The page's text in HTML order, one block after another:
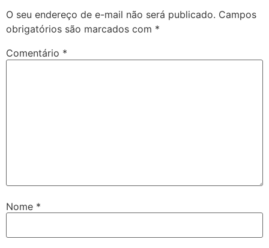
O seu endereço de e-mail não será publicado. Campos
obrigatórios são marcados com *
Comentário *
Nome *